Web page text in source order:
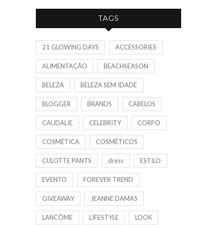
TAGS
21 GLOWING DAYS ACCESSORIES
ALIMENTAÇÃO BEACHSEASON
BELEZA BELEZA SEM IDADE
BLOGGER BRANDS CABELOS
CAUDALIE CELEBRITY CORPO
COSMÉTICA COSMÉTICOS
CULOTTE PANTS dress ESTILO
EVENTO FOREVER TREND
GIVEAWAY JEANNE DAMAS
LANCÔME LIFESTYLE LOOK